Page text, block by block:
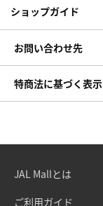
ショップガイド
お問い合わせ先
特商法に基づく表示
JAL Mallとは
ご利用ガイド